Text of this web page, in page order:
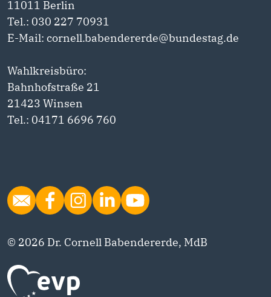
11011 Berlin
Tel.: 030 227 70931
E-Mail: cornell.babendererde@bundestag.de
Wahlkreisbüro:
Bahnhofstraße 21
21423 Winsen
Tel.: 04171 6696 760
© 2026 Dr. Cornell Babendererde, MdB